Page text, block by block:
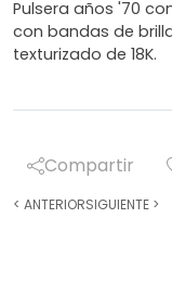
Pulsera años '70
con bandas de
texturizado de 18K.
Compartir
< ANTERIORSIGUIENTE >